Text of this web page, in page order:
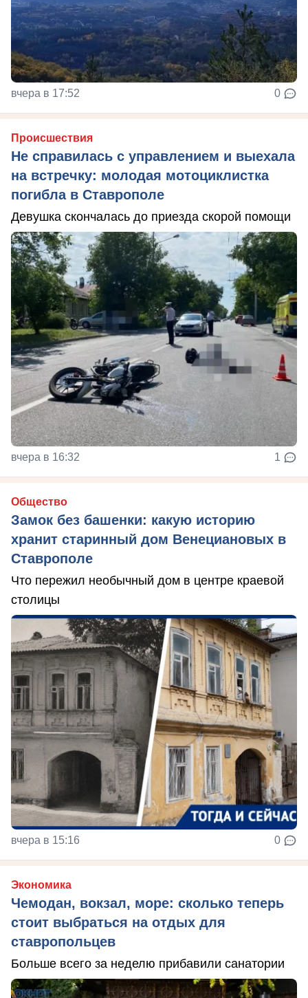
вчера в 17:52 0
Происшествия
Не справилась с управлением и выехала
на встречку: молодая мотоциклистка
погибла в Ставрополе
Девушка скончалась до приезда скорой помощи
вчера в 16:32 1
Общество
Замок без башенки: какую историю
хранит старинный дом Венециановых в
Ставрополе
Что пережил необычный дом в центре краевой
столицы
вчера в 15:16 0
Экономика
Чемодан, вокзал, море: сколько теперь
стоит выбраться на отдых для
ставропольцев
Больше всего за неделю прибавили санатории